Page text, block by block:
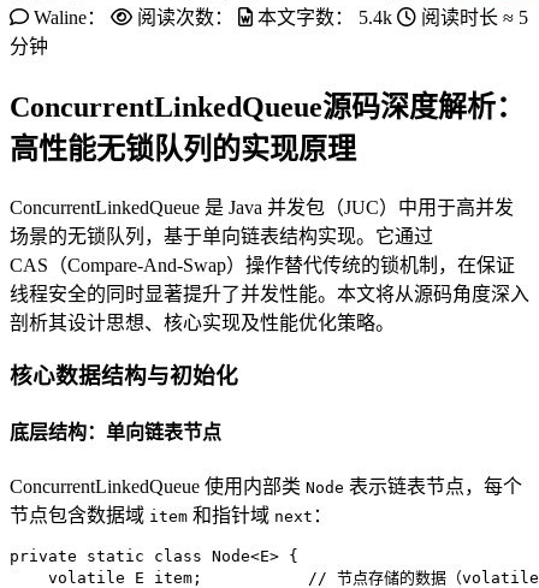
Waline：
阅读次数： 本文字数： 5.4k 阅读时长 ≈ 5
分钟
ConcurrentLinkedQueue源码深度解析：
高性能无锁队列的实现原理
ConcurrentLinkedQueue 是 Java 并发包（JUC）中用于高并发
场景的无锁队列，基于单向链表结构实现。它通过
CAS（Compare-And-Swap）操作替代传统的锁机制，在保证
线程安全的同时显著提升了并发性能。本文将从源码角度深入
剖析其设计思想、核心实现及性能优化策略。
核心数据结构与初始化
底层结构：单向链表节点
ConcurrentLinkedQueue 使用内部类 Node 表示链表节点，每个
节点包含数据域 item 和指针域 next ：
private static class Node<E> {
volatile E item;
// 节点存储的数据（